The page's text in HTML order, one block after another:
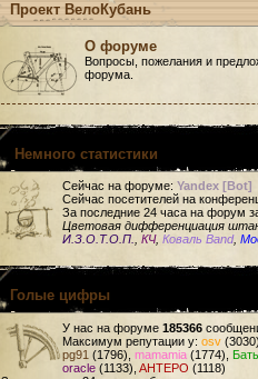
Проект ВелоКубань
О форуме
Вопросы, пожелания и
форума.
Немного статистики
Сейчас на форуме: Yandex [Bot]
Сейчас посетителей на
За последние 24 часа на форум
Цветовая дифференциация
И.З.О.Т.О.П.
КЧ, Коваль Band,
Голые цифры
У нас на форуме 185366
Максимум репутации у: osv (3030),
pg91 (1796), mamamia (1774),
oracle (1133), AHTEPO (1118)